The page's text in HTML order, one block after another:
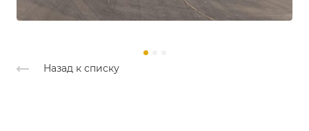
Назад к списку